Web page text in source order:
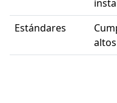
Estándares